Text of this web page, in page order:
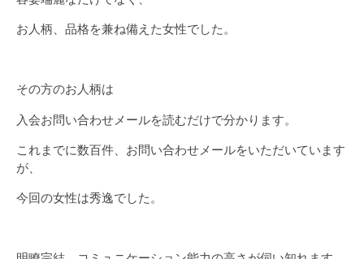
お人柄、品格を兼ね備えた女性でした。
その方のお人柄は
入会お問い合わせメールを読むだけで分かります。
これまでに数百件、お問い合わせメールをいただいています
が、
今回の女性は秀逸でした。